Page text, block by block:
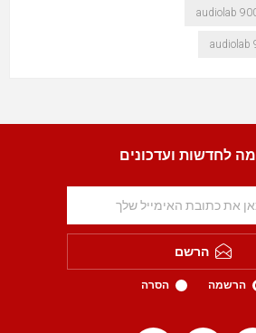
audiolab
לחדשות ועדכונים
הרשם
הרשמה הסרה